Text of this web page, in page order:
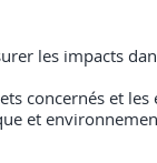
les impacts
concernés et les
et